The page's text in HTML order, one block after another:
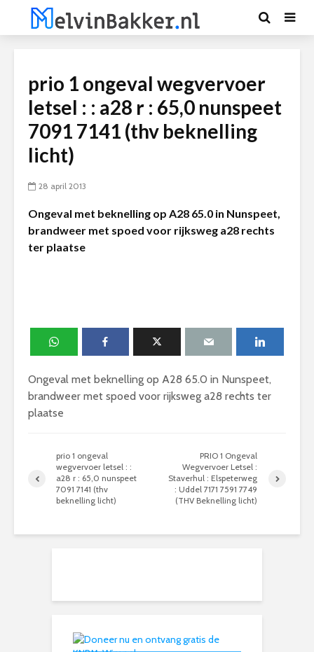
prio 1 ongeval wegvervoer
letsel : : a28 r : 65,0 nunspeet
7091 7141 (thv beknelling
licht)
28 april 2013
Ongeval met beknelling op A28 65.0 in Nunspeet,
brandweer met spoed voor rijksweg a28 rechts
ter plaatse
Ongeval met beknelling op A28 65.0 in Nunspeet,
brandweer met spoed voor rijksweg a28 rechts ter
plaatse
prio 1 ongeval
wegvervoer letsel : :
a28 r : 65,0 nunspeet
7091 7141 (thv
beknelling licht)
PRIO 1 Ongeval
Wegvervoer Letsel :
Staverhul : Elspeterweg
: Uddel 7171 7591 7749
(THV Beknelling licht)